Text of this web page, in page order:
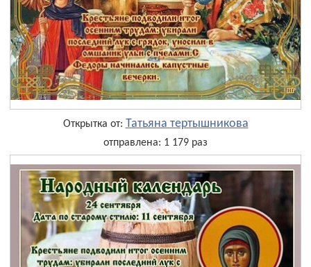
Открытка от: Татьяна тертышникова
отправлена: 1 179 раз